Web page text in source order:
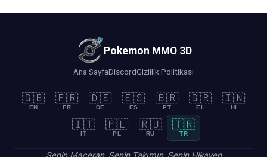
Pokemon MMO 3D
Ana SayfaDiscordGizlilik Politikası
🇬🇧
EN
🇫🇷
FR
🇩🇪
DE
🇪🇸
ES
🇧🇷
PT
🇬🇷
EL
🇮🇳
HI
🇮🇹
IT
🇵🇱
PL
🇷🇺
RU
🇹🇷
TR